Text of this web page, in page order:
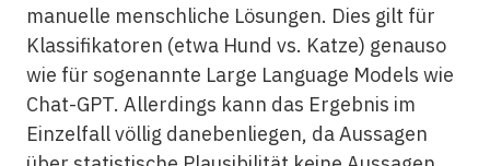
manuelle menschliche Lösungen. Dies gilt für
Klassifikatoren (etwa Hund vs. Katze) genauso
wie für sogenannte Large Language Models wie
Chat-GPT. Allerdings kann das Ergebnis im
Einzelfall völlig danebenliegen, da Aussagen